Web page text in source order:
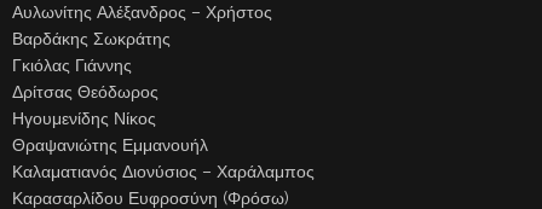
Αυλωνίτης Αλέξανδρος – Χρήστος
Βαρδάκης Σωκράτης
Γκιόλας Γιάννης
Δρίτσας Θεόδωρος
Ηγουμενίδης Νίκος
Θραψανιώτης Εμμανουήλ
Καλαματιανός Διονύσιος – Χαράλαμπος
Καρασαρλίδου Ευφροσύνη (Φρόσω)